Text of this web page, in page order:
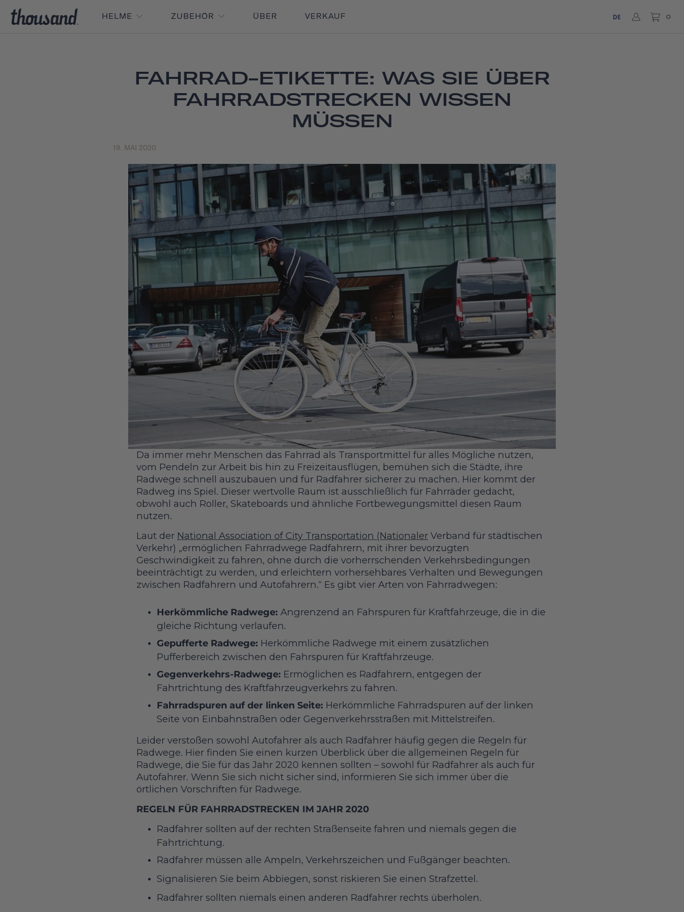
HELME ZUBEHÖR ÜBER VERKAUF DE 0
FAHRRAD-ETIKETTE: WAS SIE ÜBER
FAHRRADSTRECKEN WISSEN
MÜSSEN
19. MAI 2020
Da immer mehr Menschen das Fahrrad als Transportmittel für alles Mögliche nutzen,
vom Pendeln zur Arbeit bis hin zu Freizeitausflügen, bemühen sich die Städte, ihre
Radwege schnell auszubauen und für Radfahrer sicherer zu machen. Hier kommt der
Radweg ins Spiel. Dieser wertvolle Raum ist ausschließlich für Fahrräder gedacht,
obwohl auch Roller, Skateboards und ähnliche Fortbewegungsmittel diesen Raum
nutzen.
Laut der National Association of City Transportation (Nationaler Verband für städtischen
Verkehr) „ermöglichen Fahrradwege Radfahrern, mit ihrer bevorzugten
Geschwindigkeit zu fahren, ohne durch die vorherrschenden Verkehrsbedingungen
beeinträchtigt zu werden, und erleichtern vorhersehbares Verhalten und Bewegungen
zwischen Radfahrern und Autofahrern.“ Es gibt vier Arten von Fahrradwegen:
Herkömmliche Radwege: Angrenzend an Fahrspuren für Kraftfahrzeuge, die in die
gleiche Richtung verlaufen.
Gepufferte Radwege: Herkömmliche Radwege mit einem zusätzlichen
Pufferbereich zwischen den Fahrspuren für Kraftfahrzeuge.
Gegenverkehrs-Radwege: Ermöglichen es Radfahrern, entgegen der
Fahrtrichtung des Kraftfahrzeugverkehrs zu fahren.
Fahrradspuren auf der linken Seite: Herkömmliche Fahrradspuren auf der linken
Seite von Einbahnstraßen oder Gegenverkehrsstraßen mit Mittelstreifen.
Leider verstoßen sowohl Autofahrer als auch Radfahrer häufig gegen die Regeln für
Radwege. Hier finden Sie einen kurzen Überblick über die allgemeinen Regeln für
Radwege, die Sie für das Jahr 2020 kennen sollten – sowohl für Radfahrer als auch für
Autofahrer. Wenn Sie sich nicht sicher sind, informieren Sie sich immer über die
örtlichen Vorschriften für Radwege.
REGELN FÜR FAHRRADSTRECKEN IM JAHR 2020
Radfahrer sollten auf der rechten Straßenseite fahren und niemals gegen die
Fahrtrichtung.
Radfahrer müssen alle Ampeln, Verkehrszeichen und Fußgänger beachten.
Signalisieren Sie beim Abbiegen, sonst riskieren Sie einen Strafzettel.
Radfahrer sollten niemals einen anderen Radfahrer rechts überholen.